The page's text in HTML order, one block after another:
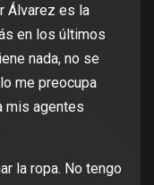
Álvarez es la
en los últimos
nada, no se
me preocupa
mis agentes
la ropa. No tengo